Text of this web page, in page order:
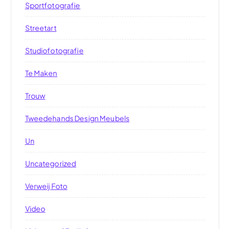
Sportfotografie
Streetart
Studiofotografie
Te Maken
Trouw
Tweedehands Design Meubels
Un
Uncategorized
Verweij Foto
Video